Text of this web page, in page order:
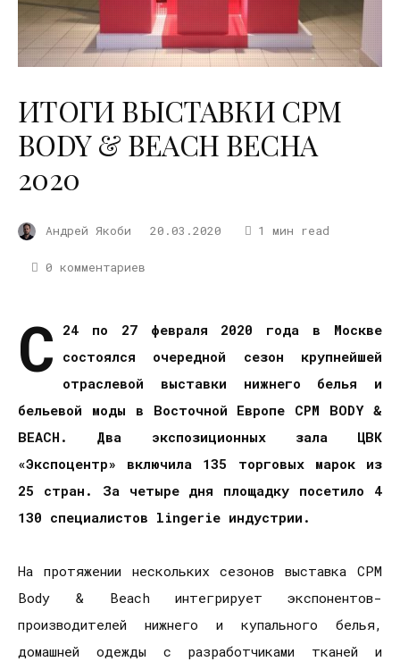
ИТОГИ ВЫСТАВКИ CPM
BODY & BEACH ВЕСНА
2020
Андрей Якоби 20.03.2020 1 мин read
0 комментариев
С 24 по 27 февраля 2020 года в Москве
состоялся очередной сезон крупнейшей
отраслевой выставки нижнего белья и
бельевой моды в Восточной Европе CPM BODY&
BEACH . Два экспозиционных зала ЦВК
«Экспоцентр» включила 135 торговых марок из
25 стран. За четыре дня площадку посетило 4
130 специалистов lingerie индустрии.
На протяжении нескольких сезонов выставка CPM
Body & Beach интегрирует экспонентов-
производителей нижнего и купального белья,
домашней одежды с разработчиками тканей и